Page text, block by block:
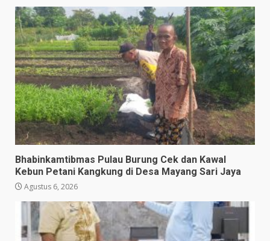
Bhabinkamtibmas Pulau Burung Cek dan Kawal
Kebun Petani Kangkung di Desa Mayang Sari Jaya
Agustus 6, 2026